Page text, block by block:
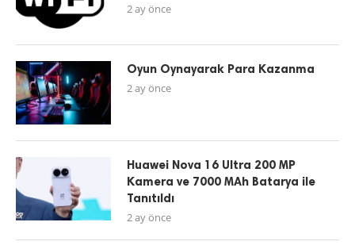
2 ay önce
Oyun Oynayarak Para Kazanma
2 ay önce
Huawei Nova 16 Ultra 200 MP
Kamera ve 7000 MAh Batarya ile
Tanıtıldı
2 ay önce